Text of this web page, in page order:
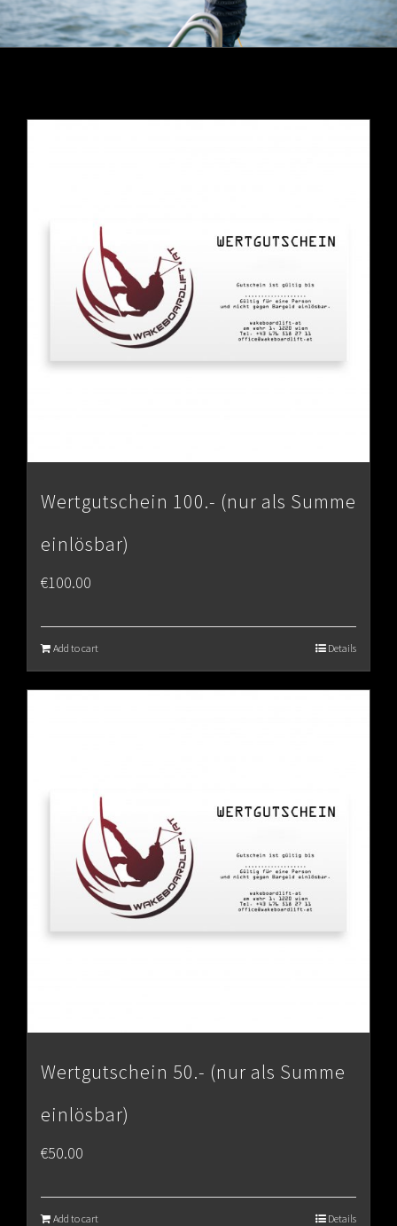
Wertgutschein 100.- (nur als Summe
einlösbar)
€100.00
Add to cart Details
Wertgutschein 50.- (nur als Summe
einlösbar)
€50.00
Add to cart Details